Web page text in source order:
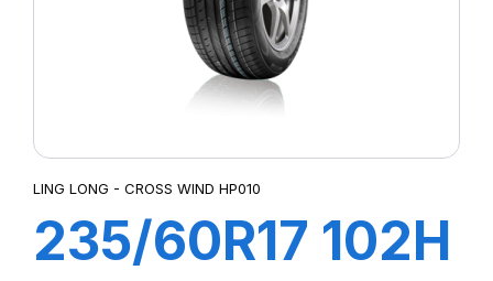
LING LONG - CROSS WIND HP010
235/60R17 102H